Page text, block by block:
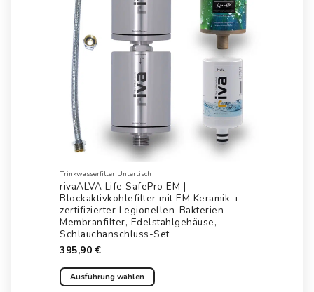
Produktseite
gewählt
werden
Trinkwasserfilter Untertisch
rivaALVA Life SafePro EM |
Blockaktivkohlefilter mit EM Keramik +
zertifizierter Legionellen-Bakterien
Membranfilter, Edelstahlgehäuse,
Schlauchanschluss-Set
395,90€
Ausführung wählen